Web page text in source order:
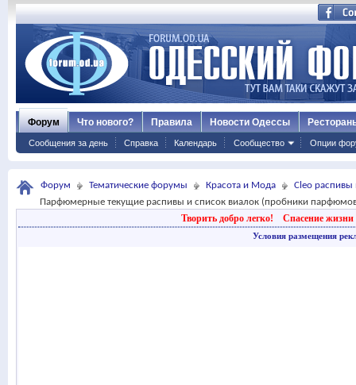
Форум
Сообщения за день Справка Календарь Сообщество Опции
Что нового? Правила Новости Одессы
Форум Тематические форумы Красота и Мода
Cleo
Парфюмерные текущие распивы и список виалок (пробники
Творить добро легко! Спасение жизни
Условия размещения